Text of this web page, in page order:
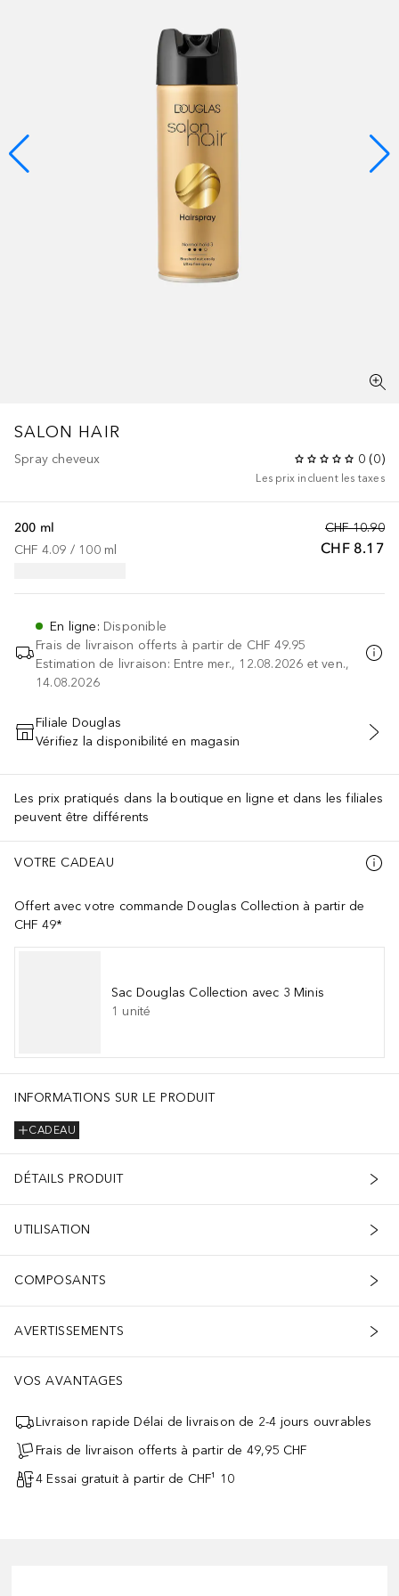
SALON HAIR
Spray cheveux 0 (0)
Les prix incluent les taxes
CHF 10.90
CHF 8.17
200 ml
CHF 4.09 / 100 ml
En ligne: Disponible
Frais de livraison offerts à partir de CHF 49.95
Estimation de livraison: Entre mer., 12.08.2026 et ven.,
14.08.2026
AJOUTER AU PANIER
Filiale Douglas
Vérifiez la disponibilité en magasin
Les prix pratiqués dans la boutique en ligne et dans les filiales
peuvent être différents
VOTRE CADEAU
Offert avec votre commande Douglas Collection à partir de
CHF 49*
Sac Douglas Collection avec 3 Minis
1 unité
INFORMATIONS SUR LE PRODUIT
CADEAU
DÉTAILS PRODUIT
UTILISATION
COMPOSANTS
AVERTISSEMENTS
VOS AVANTAGES
Livraison rapide Délai de livraison de 2-4 jours ouvrables
Frais de livraison offerts à partir de 49,95 CHF
4 Essai gratuit à partir de CHF¹ 10